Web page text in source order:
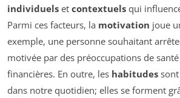
individuels et contextuels qui
Parmi ces facteurs, la motivation joue
exemple, une personne souhaitant
motivée par des préoccupations de
financières. En outre, les habitudes
dans notre quotidien; elles se forment